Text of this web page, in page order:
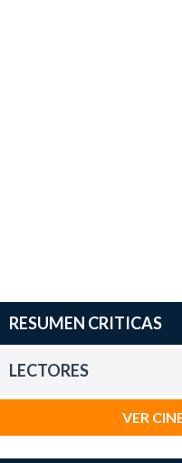
RESUMEN CRITICAS
LECTORES
VER